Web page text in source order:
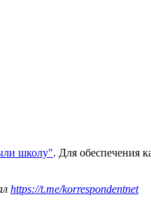
школу". Для обеспечения
https://t.me/korrespondentnet